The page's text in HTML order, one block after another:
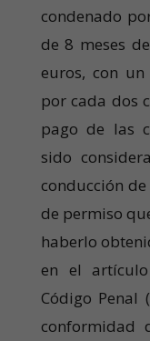
condenado
de 8 meses
euros, con
por cada dos
pago de las
sido
conducción
de permiso
haberlo
en el
Código Penal
conformidad